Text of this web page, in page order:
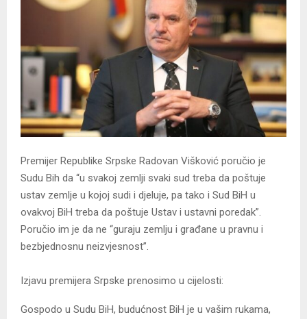
Premijer Republike Srpske Radovan Višković poručio je
Sudu Bih da “u svakoj zemlji svaki sud treba da poštuje
ustav zemlje u kojoj sudi i djeluje, pa tako i Sud BiH u
ovakvoj BiH treba da poštuje Ustav i ustavni poredak”.
Poručio im je da ne “guraju zemlju i građane u pravnu i
bezbjednosnu neizvjesnost”.
Izjavu premijera Srpske prenosimo u cijelosti:
Gospodo u Sudu BiH, budućnost BiH je u vašim rukama,